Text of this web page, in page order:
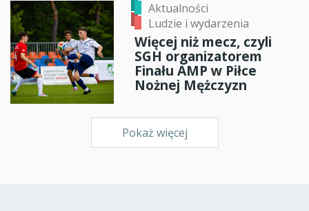
Aktualności
Ludzie i wydarzenia
Więcej niż mecz, czyli
SGH organizatorem
Finału AMP w Piłce
Nożnej Mężczyzn
Pokaż więcej